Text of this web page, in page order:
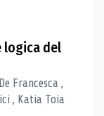
logica del
Francesca ,
, Katia Toia